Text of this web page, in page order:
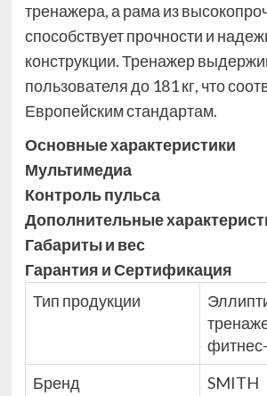
тренажера, а рама из
способствует прочности и
конструкции. Тренажер
пользователя до 181 кг, что
Европейским стандартам.
Основные xарактеристики
Мультимедиа
Контроль пульса
Дополнительные
Габариты и вес
Гарантия и Сертификация
Тип продукции
Бренд
SMITH